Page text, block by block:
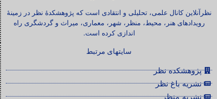
نظرآنلاین کانال علمی، تحلیلی و انتقادی است که پژوهشکدۀ نظر در زمینۀ
رویدادهای هنر، محیط، منظر، شهر، معماری، میراث و گردشگری راه
اندازی کرده است.
سایتهای مرتبط
پژوهشکده نظر
نشریه باغ نظر
نشریه منظر